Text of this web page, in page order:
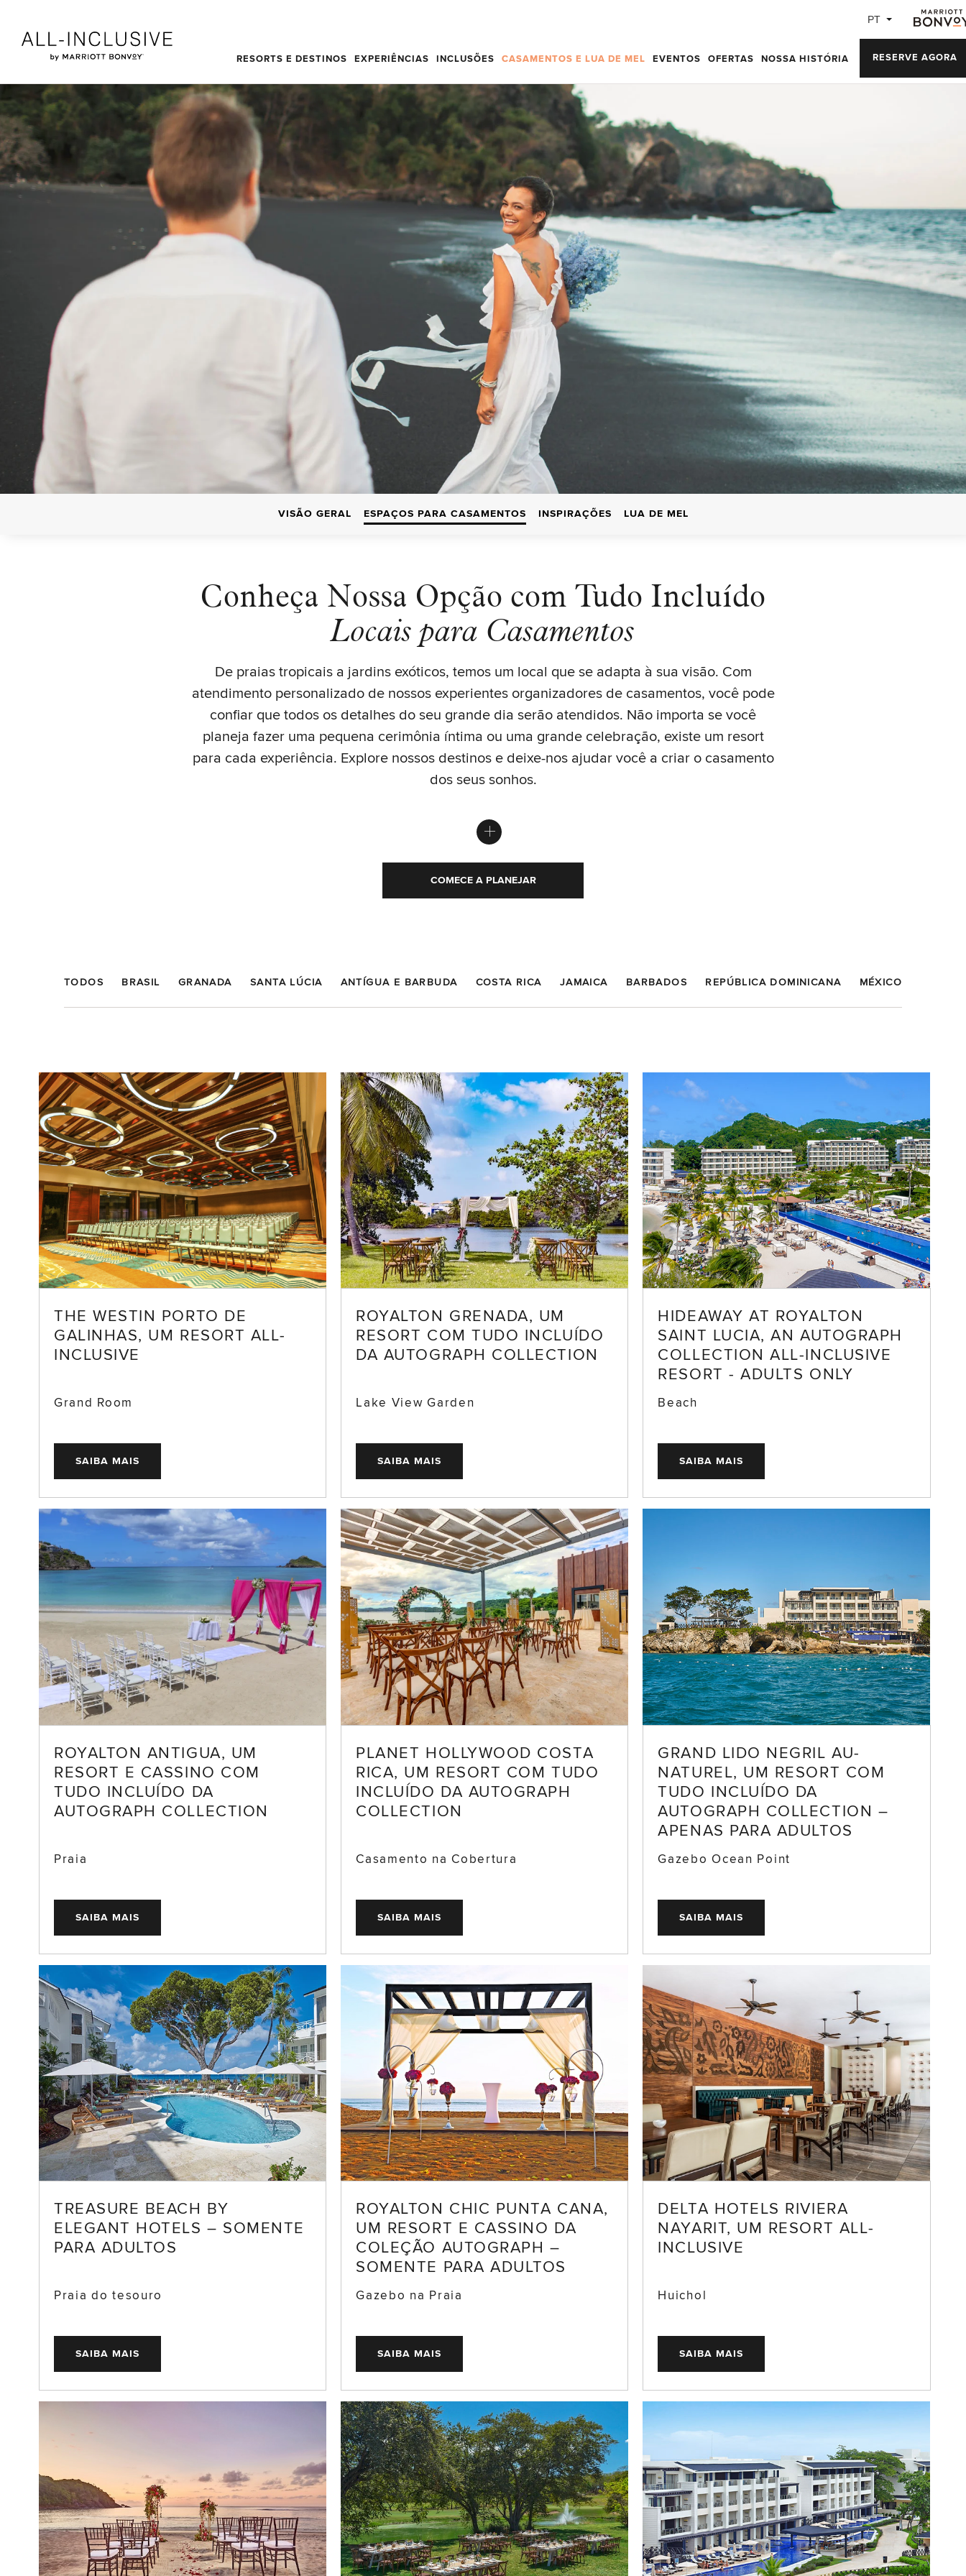
PT
RESORTS E DESTINOS EXPERIÊNCIAS INCLUSÕES CASAMENTOS E LUA DE MEL EVENTOS OFERTAS NOSSA HISTÓRIA RESERVE AGORA
VISÃO GERAL ESPAÇOS PARA CASAMENTOS INSPIRAÇÕES LUA DE MEL
Conheça Nossa Opção com Tudo Incluído
Locais para Casamentos
De praias tropicais a jardins exóticos, temos um local que se adapta à sua visão. Com
atendimento personalizado de nossos experientes organizadores de casamentos, você pode
confiar que todos os detalhes do seu grande dia serão atendidos. Não importa se você
planeja fazer uma pequena cerimônia íntima ou uma grande celebração, existe um resort
para cada experiência. Explore nossos destinos e deixe-nos ajudar você a criar o casamento
dos seus sonhos.
COMECE A PLANEJAR
TODOS BRASIL GRANADA SANTA LÚCIA ANTÍGUA E BARBUDA COSTA RICA JAMAICA BARBADOS REPÚBLICA DOMINICANA MÉXICO
THE WESTIN PORTO DE
GALINHAS, UM RESORT ALL-
INCLUSIVE
Grand Room
SAIBA MAIS
ROYALTON GRENADA, UM
RESORT COM TUDO INCLUÍDO
DA AUTOGRAPH COLLECTION
Lake View Garden
SAIBA MAIS
HIDEAWAY AT ROYALTON
SAINT LUCIA, AN AUTOGRAPH
COLLECTION ALL-INCLUSIVE
RESORT - ADULTS ONLY
Beach
SAIBA MAIS
ROYALTON ANTIGUA, UM
RESORT E CASSINO COM
TUDO INCLUÍDO DA
AUTOGRAPH COLLECTION
Praia
SAIBA MAIS
PLANET HOLLYWOOD COSTA
RICA, UM RESORT COM TUDO
INCLUÍDO DA AUTOGRAPH
COLLECTION
Casamento na Cobertura
SAIBA MAIS
GRAND LIDO NEGRIL AU-
NATUREL, UM RESORT COM
TUDO INCLUÍDO DA
AUTOGRAPH COLLECTION –
APENAS PARA ADULTOS
Gazebo Ocean Point
SAIBA MAIS
TREASURE BEACH BY
ELEGANT HOTELS – SOMENTE
PARA ADULTOS
Praia do tesouro
SAIBA MAIS
ROYALTON CHIC PUNTA CANA,
UM RESORT E CASSINO DA
COLEÇÃO AUTOGRAPH –
SOMENTE PARA ADULTOS
Gazebo na Praia
SAIBA MAIS
DELTA HOTELS RIVIERA
NAYARIT, UM RESORT ALL-
INCLUSIVE
Huichol
SAIBA MAIS